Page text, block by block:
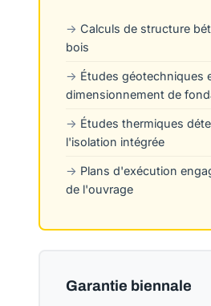
Calculs de structure
bois
Études géotechniques
dimensionnement de
Études thermiques
l'isolation intégrée
Plans d'exécution
de l'ouvrage
Garantie biennale